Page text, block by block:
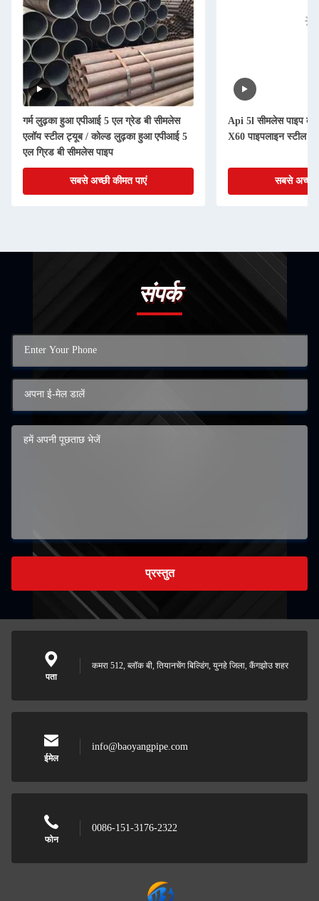
गर्म लुढ़का हुआ एपीआई 5 एल ग्रेड बी सीमलेस
एलॉय स्टील ट्यूब / कोल्ड लुढ़का हुआ एपीआई 5
एल ग्रिड बी सीमलेस पाइप
सबसे अच्छी कीमत पाएं
Api 5l सीमलेस पाइप
X60 पाइपलाइन स्टील
सबसे अच्छी
संपर्क
प्रस्तुत
पता
कमरा 512, ब्लॉक बी, तियानचेंग बिल्डिंग, युनहे जिला, कैंगझोउ शहर
ईमेल
info@baoyangpipe.com
फोन
0086-151-3176-2322